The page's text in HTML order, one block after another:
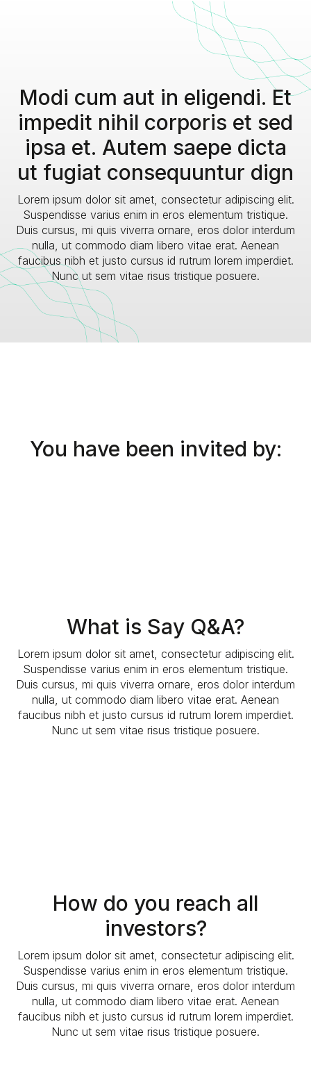
Modi cum aut in eligendi. Et
impedit nihil corporis et sed
ipsa et. Autem saepe dicta
ut fugiat consequuntur dign
Lorem ipsum dolor sit amet, consectetur adipiscing elit.
Suspendisse varius enim in eros elementum tristique.
Duis cursus, mi quis viverra ornare, eros dolor interdum
nulla, ut commodo diam libero vitae erat. Aenean
faucibus nibh et justo cursus id rutrum lorem imperdiet.
Nunc ut sem vitae risus tristique posuere.
You have been invited by:
What is Say Q&A?
Lorem ipsum dolor sit amet, consectetur adipiscing elit.
Suspendisse varius enim in eros elementum tristique.
Duis cursus, mi quis viverra ornare, eros dolor interdum
nulla, ut commodo diam libero vitae erat. Aenean
faucibus nibh et justo cursus id rutrum lorem imperdiet.
Nunc ut sem vitae risus tristique posuere.
How do you reach all
investors?
Lorem ipsum dolor sit amet, consectetur adipiscing elit.
Suspendisse varius enim in eros elementum tristique.
Duis cursus, mi quis viverra ornare, eros dolor interdum
nulla, ut commodo diam libero vitae erat. Aenean
faucibus nibh et justo cursus id rutrum lorem imperdiet.
Nunc ut sem vitae risus tristique posuere.